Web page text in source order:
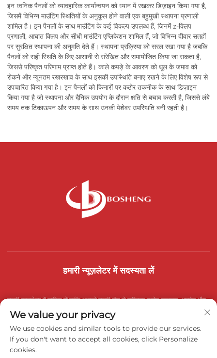
इन ध्वनिक पैनलों को व्यावहारिक कार्यान्वयन को ध्यान में रखकर डिज़ाइन किया गया है,
जिसमें विभिन्न माउंटिंग स्थितियों के अनुकूल होने वाली एक बहुमुखी स्थापना प्रणाली
शामिल है। इन पैनलों के साथ माउंटिंग के कई विकल्प उपलब्ध हैं, जिनमें z-क्लिप
प्रणाली, आघात क्लिप और सीधी माउंटिंग एप्लिकेशन शामिल हैं, जो विभिन्न दीवार सतहों
पर सुरक्षित स्थापना की अनुमति देते हैं। स्थापना प्रक्रिया को सरल रखा गया है जबकि
पैनलों को सही स्थिति के लिए आसानी से संरेखित और समायोजित किया जा सकता है,
जिससे परिष्कृत परिणाम प्राप्त होते हैं। काले कपड़े के आवरण को धूल के जमाव को
रोकने और न्यूनतम रखरखाव के साथ इसकी उपस्थिति बनाए रखने के लिए विशेष रूप से
उपचारित किया गया है। इन पैनलों को किनारों पर कठोर तकनीक के साथ डिज़ाइन
किया गया है जो स्थापना और दैनिक उपयोग के दौरान क्षति से बचाव करती है, जिससे लंबे
समय तक टिकाऊपन और समय के साथ उनकी पेशेवर उपस्थिति बनी रहती है।
हमारी न्यूज़लेटर में सदस्यता लें
हमारी न्यूज़लेटर में शामिल हों ताकि आपको हमारी टीम से नवीनतम उद्योग समाचार, अपडेट और
अंतर्दृष्टि प्राप्त हो।
We value your privacy
We use cookies and similar tools to provide our services.
If you don't want to accept all cookies, click Personalize
cookies.